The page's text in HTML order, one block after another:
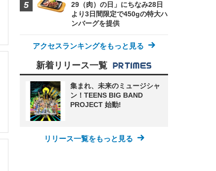
29（肉）の日」にちなみ28日
より3日間限定で450gの特大ハ
ンバーグを提供
アクセスランキングをもっと見る
新着リリース一覧
集まれ、未来のミュージシャ
ン！TEENS BIG BAND
PROJECT 始動!
リリース一覧をもっと見る